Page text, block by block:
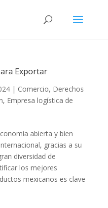
Exportar
| Comercio, Derechos
, Empresa logística de
abierta y bien
gracias a su
diversidad de
los mejores
mexicanos es clave